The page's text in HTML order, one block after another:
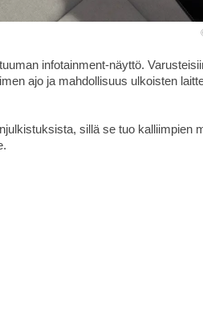
infotainment-näyttö.
ajo ja mahdollisuus ulkoisten
sillä se tuo kalliimpien